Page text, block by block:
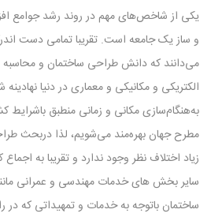
یکی از شاخص‌های مهم در روند رشد جوامع
و ساز یک جامعه است. تقریبا تمامی دست‌
می‌دانند که دانش طراحی ساختمان و محاسبه
الکتریکی و مکانیکی و معماری در دنیا
به‌هنگام‌سازی مکانی و زمانی منطبق باشرایط
مطرح جهان بهره‌مند می‌شویم، لذا دربحث
زیاد اختلاف نظر وجود ندارد و تقریبا به
سایر بخش های خدمات مهندسی و عمرانی
ساختمان باتوجه به خدمات و تمهیداتی که